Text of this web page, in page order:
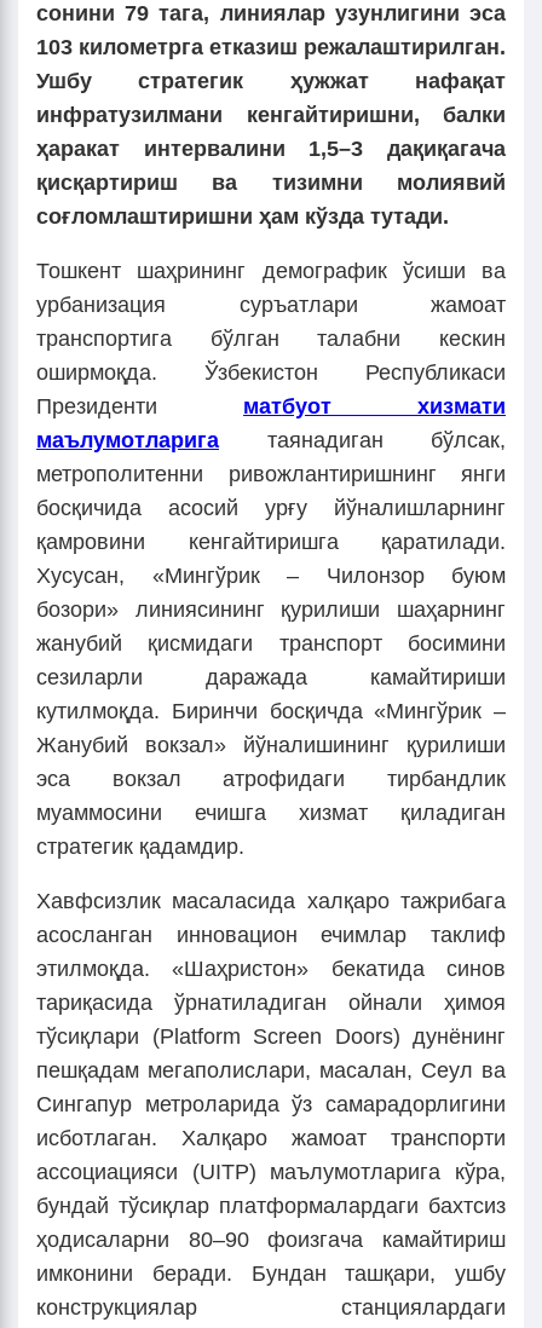
сонини 79 тага, линиялар узунлигини эса
103 километрга етказиш режалаштирилган.
Ушбу стратегик ҳужжат нафақат
инфратузилмани кенгайтиришни, балки
ҳаракат интервалини 1,5–3 дақиқагача
қисқартириш ва тизимни молиявий
соғломлаштиришни ҳам кўзда тутади.
Тошкент шаҳрининг демографик ўсиши ва
урбанизация суръатлари жамоат
транспортига бўлган талабни кескин
оширмоқда. Ўзбекистон Республикаси
Президенти матбуот хизмати
маълумотларига таянадиган бўлсак,
метрополитенни ривожлантиришнинг янги
босқичида асосий урғу йўналишларнинг
қамровини кенгайтиришга қаратилади.
Хусусан, «Мингўрик – Чилонзор буюм
бозори» линиясининг қурилиши шаҳарнинг
жанубий қисмидаги транспорт босимини
сезиларли даражада камайтириши
кутилмоқда. Биринчи босқичда «Мингўрик –
Жанубий вокзал» йўналишининг қурилиши
эса вокзал атрофидаги тирбандлик
муаммосини ечишга хизмат қиладиган
стратегик қадамдир.
Хавфсизлик масаласида халқаро тажрибага
асосланган инновацион ечимлар таклиф
этилмоқда. «Шаҳристон» бекатида синов
тариқасида ўрнатиладиган ойнали ҳимоя
тўсиқлари (Platform Screen Doors) дунёнинг
пешқадам мегаполислари, масалан, Сеул ва
Сингапур метроларида ўз самарадорлигини
исботлаган. Халқаро жамоат транспорти
ассоциацияси (UITP) маълумотларига кўра,
бундай тўсиқлар платформалардаги бахтсиз
ҳодисаларни 80–90 фоизгача камайтириш
имконини беради. Бундан ташқари, ушбу
конструкциялар станциялардаги